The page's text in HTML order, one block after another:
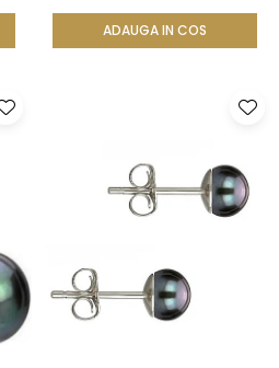
ADAUGA IN COS